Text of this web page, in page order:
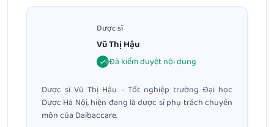
Dược sĩ
Vũ Thị Hậu
Đã kiểm duyệt nội dung
Dược sĩ Vũ Thị Hậu - Tốt nghiệp trường Đại học
Dược Hà Nội, hiện đang là dược sĩ phụ trách chuyên
môn của Daibaccare.